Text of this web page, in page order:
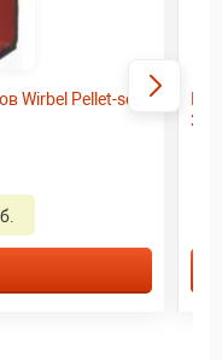
Wirbel Pellet-set
30